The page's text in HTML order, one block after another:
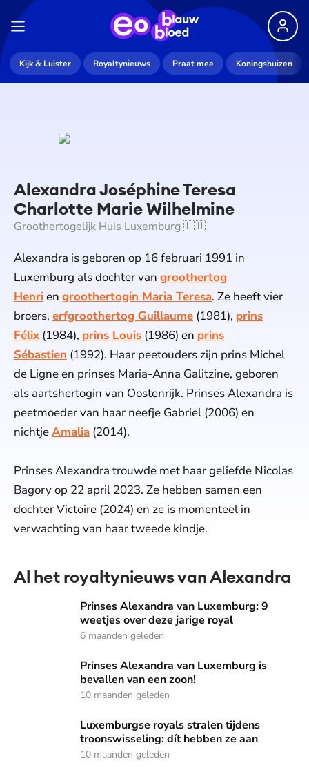
Kijk & Luister Royaltynieuws Praat mee Koningshuizen
Alexandra Joséphine Teresa
Charlotte Marie Wilhelmine
Groothertogelijk Huis Luxemburg 🇱🇺
Alexandra is geboren op 16 februari 1991 in
Luxemburg als dochter van groothertog
Henrien groothertogin Maria Teresa. Ze heeft vier
broers, erfgroothertog Guillaume (1981), prins
Félix (1984), prins Louis (1986) en prins
Sébastien (1992). Haar peetouders zijn prins Michel
de Ligne en prinses Maria-Anna Galitzine, geboren
als aartshertogin van Oostenrijk. Prinses Alexandra is
peetmoeder van haar neefje Gabriel (2006) en
nichtjeAmalia (2014).
Prinses Alexandra trouwde met haar geliefde Nicolas
Bagory op 22 april 2023. Ze hebben samen een
dochter Victoire (2024) en ze is momenteel in
verwachting van haar tweede kindje.
Al het royaltynieuws van Alexandra
Prinses Alexandra van Luxemburg: 9 weetjes over deze
Prinses Alexandra van Luxemburg: 9
weetjes over deze jarige royal
6 maanden geleden
Prinses Alexandra van Luxemburg is bevallen van een
Prinses Alexandra van Luxemburg is
bevallen van een zoon!
10 maanden geleden
Luxemburgse royals stralen tijdens troonswisseling: dít
Luxemburgse royals stralen tijdens
troonswisseling: dít hebben ze aan
10 maanden geleden